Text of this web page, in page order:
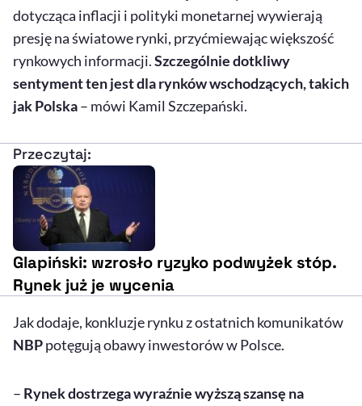
dotycząca inflacji i polityki monetarnej wywierają
presję na światowe rynki, przyćmiewając większość
rynkowych informacji.Szczególnie dotkliwy
sentyment ten jest dla rynków wschodzących, takich
jak Polska– mówi Kamil Szczepański.
Przeczytaj:
Glapiński: wzrosło ryzyko podwyżek stóp.
Rynek już je wycenia
Jak dodaje, konkluzje rynku z ostatnich komunikatów
NBPpotęgują obawy inwestorów w Polsce.
– Rynek dostrzega wyraźnie wyższą szansę na